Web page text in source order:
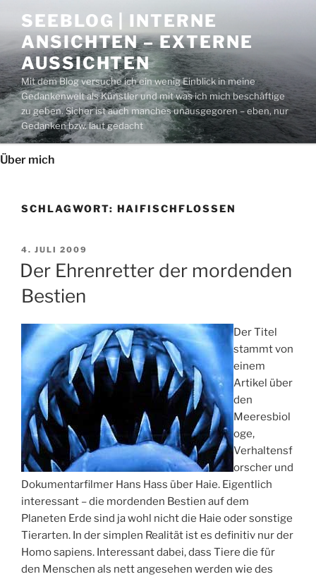
Inhalt
springen
SEEBLOG | INTERNE
ANSICHTEN – EXTERNE
AUSSICHTEN
Mit dem Blog versuche ich ein wenig Einblick in meine
Gedankenwelt als Künstler und mit was ich mich beschäftige
zu geben. Sicher ist auch manches unausgegoren – eben, nur
Gedanken bzw. laut gedacht
Über mich
SCHLAGWORT: HAIFISCHFLOSSEN
VERÖFFENTLICHT
AM
4. JULI 2009
Der Ehrenretter der mordenden
Bestien
Der Titel
stammt von
einem
Artikel über
den
Meeresbiol
oge,
Verhaltensf
orscher und
Dokumentarfilmer Hans Hass über Haie. Eigentlich
interessant – die mordenden Bestien auf dem
Planeten Erde sind ja wohl nicht die Haie oder sonstige
Tierarten. In der simplen Realität ist es definitiv nur der
Homo sapiens. Interessant dabei, dass Tiere die für
den Menschen als nett angesehen werden wie des